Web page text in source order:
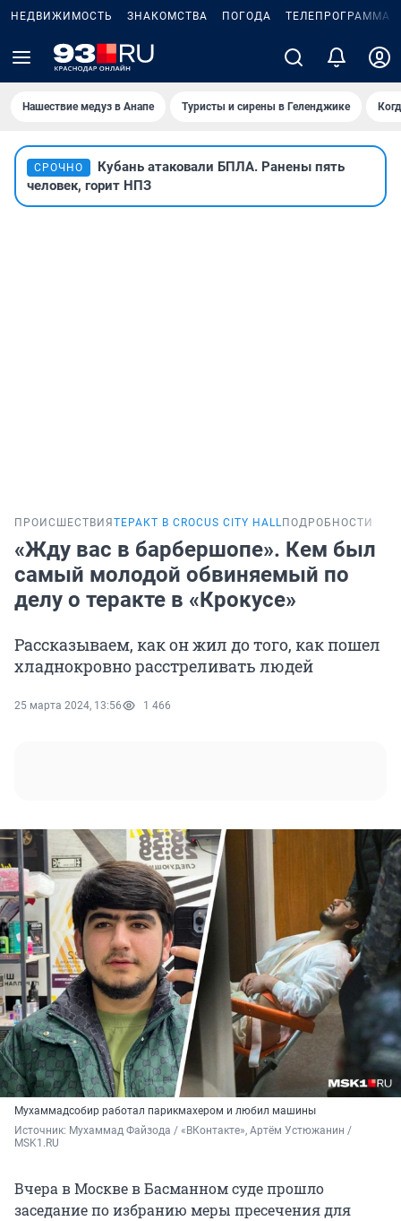
НЕДВИЖИМОСТЬ ЗНАКОМСТВА ПОГОДА ТЕЛЕПРОГРАММА
Нашествие медуз в Анапе Туристы и сирены в Геленджике
СРОЧНО
Кубань атаковали БПЛА. Ранены пять
человек, горит НПЗ
ПРОИСШЕСТВИЯ ТЕРАКТ В CROCUS CITY HALLПОДРОБНОСТИ
«Жду вас в барбершопе». Кем был
самый молодой обвиняемый по
делу о теракте в «Крокусе»
Рассказываем, как он жил до того, как пошел
хладнокровно расстреливать людей
25 марта 2024, 13:56 1 466
Мухаммадсобир работал парикмахером и любил машины
Источник: Мухаммад Файзода / «ВКонтакте», Артём Устюжанин /
MSK1.RU
Вчера в Москве в Басманном суде прошло
заседание по избранию меры пресечения для